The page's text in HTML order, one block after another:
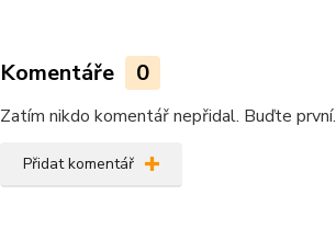
Komentáře 0
Zatím nikdo komentář nepřidal. Buďte první.
Přidat komentář